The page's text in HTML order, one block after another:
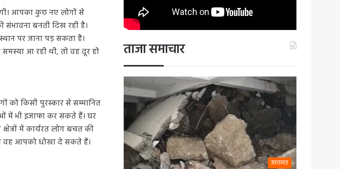
आपका कुछ नए लोगों से
बनती दिख रही है।
पर जाना पड़ सकता है।
आ रही थी, तो वह दूर हो
को किसी पुरस्कार से सम्मानित
में भी इजाफा कर सकते हैं। घर
में कार्यरत लोग बचत की
वह आपको धोखा दे सकते हैं।
ताजा समाचार
उत्तराखंड